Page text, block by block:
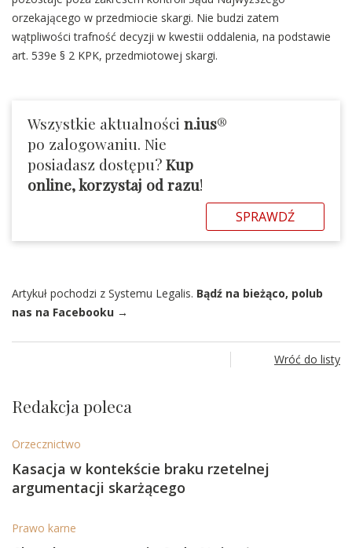
orzekającego w przedmiocie skargi. Nie budzi zatem
wątpliwości trafność decyzji w kwestii oddalenia, na podstawie
art. 539e § 2 KPK, przedmiotowej skargi.
Wszystkie aktualności n.ius®
po zalogowaniu. Nie
posiadasz dostępu?Kup
online, korzystaj od razu!
SPRAWDŹ
Artykuł pochodzi z Systemu Legalis. Bądź na bieżąco, polub
nas na Facebooku →
Wróć do listy
Redakcja poleca
Orzecznictwo
Kasacja w kontekście braku rzetelnej
argumentacji skarżącego
Prawo karne